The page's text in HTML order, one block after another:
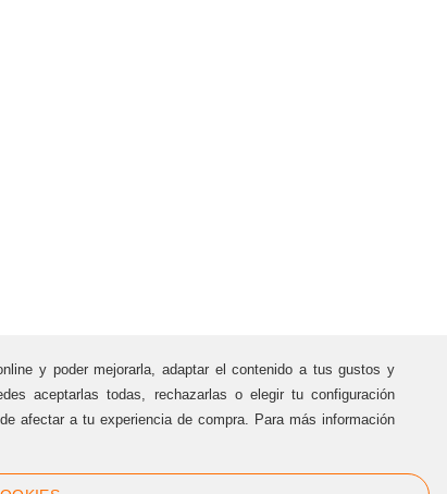
Educa
Tel.: 93 431 21 39
Mòb.: 655 00 70 27
DATOS DE CONTACTO
y poder mejorarla, adaptar el contenido a tus gustos y
aceptarlas todas, rechazarlas o elegir tu configuración
afectar a tu experiencia de compra. Para más información